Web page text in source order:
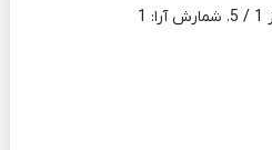
1 / 5. شمارش آرا: 1